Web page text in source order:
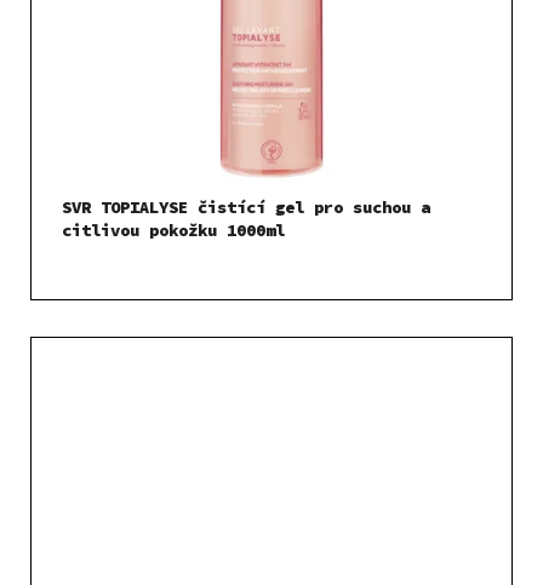
SVR TOPIALYSE čistící gel pro suchou a
citlivou pokožku 1000ml